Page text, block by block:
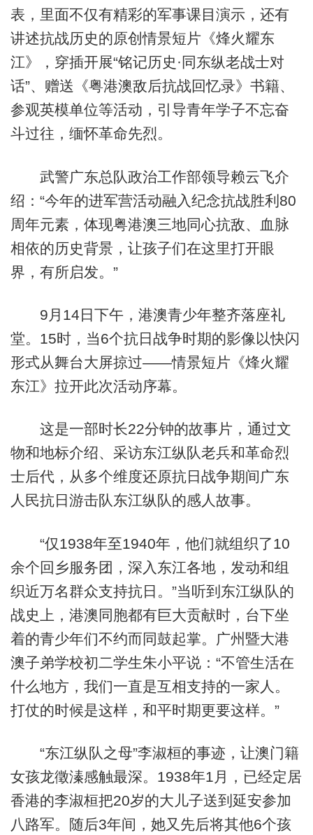
表，里面不仅有精彩的军事课目演示，还有
讲述抗战历史的原创情景短片《烽火耀东
江》，穿插开展“铭记历史·同东纵老战士对
话”、赠送《粤港澳敌后抗战回忆录》书籍、
参观英模单位等活动，引导青年学子不忘奋
斗过往，缅怀革命先烈。
武警广东总队政治工作部领导赖云飞介
绍：“今年的进军营活动融入纪念抗战胜利80
周年元素，体现粤港澳三地同心抗敌、血脉
相依的历史背景，让孩子们在这里打开眼
界，有所启发。”
9月14日下午，港澳青少年整齐落座礼
堂。15时，当6个抗日战争时期的影像以快闪
形式从舞台大屏掠过——情景短片《烽火耀
东江》拉开此次活动序幕。
这是一部时长22分钟的故事片，通过文
物和地标介绍、采访东江纵队老兵和革命烈
士后代，从多个维度还原抗日战争期间广东
人民抗日游击队东江纵队的感人故事。
“仅1938年至1940年，他们就组织了10
余个回乡服务团，深入东江各地，发动和组
织近万名群众支持抗日。”当听到东江纵队的
战史上，港澳同胞都有巨大贡献时，台下坐
着的青少年们不约而同鼓起掌。广州暨大港
澳子弟学校初二学生朱小平说：“不管生活在
什么地方，我们一直是互相支持的一家人。
打仗的时候是这样，和平时期更要这样。”
“东江纵队之母”李淑桓的事迹，让澳门籍
女孩龙徵溱感触最深。1938年1月，已经定居
香港的李淑桓把20岁的大儿子送到延安参加
八路军。随后3年间，她又先后将其他6个孩